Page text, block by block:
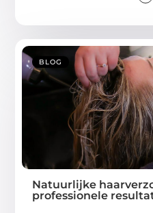
BLOG
Natuurlijke
professionele